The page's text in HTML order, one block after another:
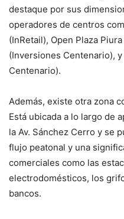
destaque por sus
operadores de centros
(InRetail), Open Plaza
(Inversiones Centenario),
Centenario).
Además, existe otra zona
Está ubicada a lo largo de
la Av. Sánchez Cerro y se
flujo peatonal y una
comerciales como las
electrodomésticos, los
bancos.